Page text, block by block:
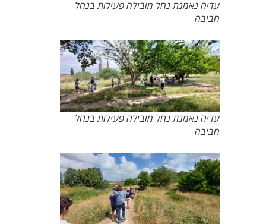
עדיה נאמנת נחל מובילה פעילות בנחל
חביבה
עדיה נאמנת נחל מובילה פעילות בנחל
חביבה